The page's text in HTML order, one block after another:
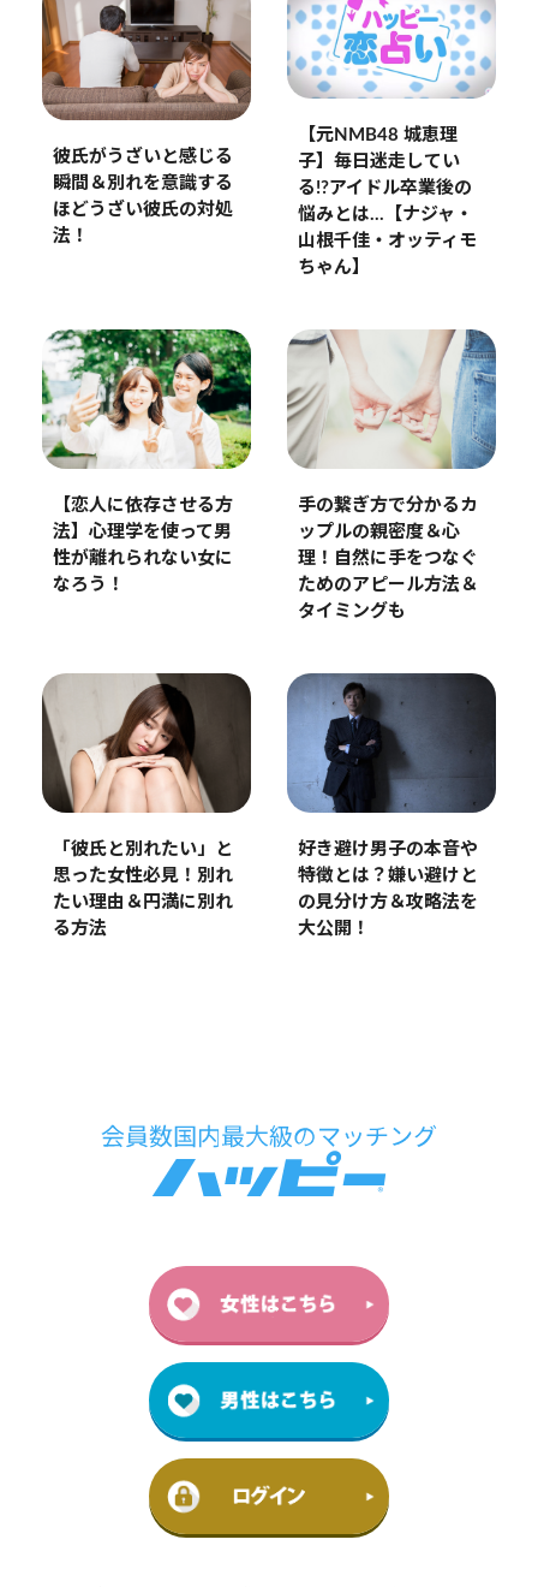
彼氏がうざいと感じる
瞬間＆別れを意識する
ほどうざい彼氏の対処
法！
【元NMB48 城恵理
子】毎日迷走してい
る!?アイドル卒業後の
悩みとは…【ナジャ・
山根千佳・オッティモ
ちゃん】
【恋人に依存させる方
法】心理学を使って男
性が離れられない女に
なろう！
手の繋ぎ方で分かるカ
ップルの親密度＆心
理！自然に手をつなぐ
ためのアピール方法＆
タイミングも
「彼氏と別れたい」と
思った女性必見！別れ
たい理由＆円満に別れ
る方法
好き避け男子の本音や
特徴とは？嫌い避けと
の見分け方＆攻略法を
大公開！